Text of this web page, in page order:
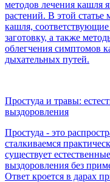
методов лечения кашля
растений. В этой
кашля,
заготовку, а также
облегчения симптомов
дыхательных путей.
Простуда и травы:
выздоровления
Простуда - это
сталкиваемся
существует
выздоровления без
Ответ кроется в дарах